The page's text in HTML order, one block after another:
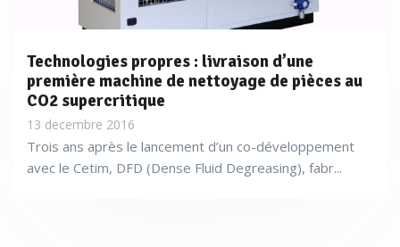
Technologies propres : livraison d’une
première machine de nettoyage de pièces au
CO2 supercritique
13 decembre 2016
Trois ans après le lancement d’un co-développement
avec le Cetim, DFD (Dense Fluid Degreasing), fabr...